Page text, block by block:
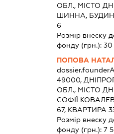
ОБЛ., МІСТО
ШИННА,
6
Розмір внеску
фонду (грн.):
ПОПОВА
49000,
ОБЛ., МІСТО
СОФІЇ
67, КВАРТИРА
Розмір внеску
фонду (грн.): 7